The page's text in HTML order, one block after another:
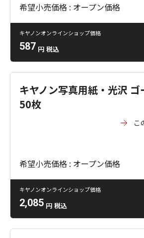
希望小売価格 : オープン価格
キヤノンオンラインショップ価格
587 円 税込
キヤノン写真用紙・光沢 ゴ
50枚
こ
希望小売価格 : オープン価格
キヤノンオンラインショップ価格
2,085 円 税込